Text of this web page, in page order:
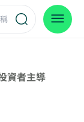
資者主導